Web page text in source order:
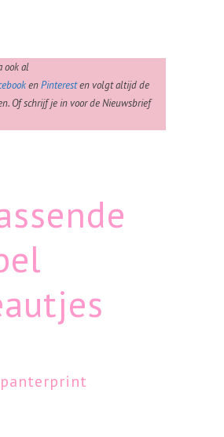
ook al
enPinteresten volgt altijd de
Of schrijf je in voor de Nieuwsbrief